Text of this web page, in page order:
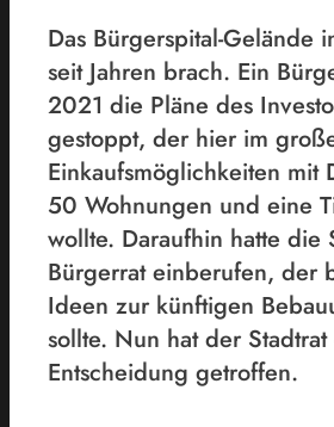
Das Bürgerspital-Gelände
seit Jahren brach. Ein
2021 die Pläne des
gestoppt, der hier im
Einkaufsmöglichkeiten mit
50 Wohnungen und eine
wollte. Daraufhin hatte die
Bürgerrat einberufen, der
Ideen zur künftigen
sollte. Nun hat der
Entscheidung getroffen.